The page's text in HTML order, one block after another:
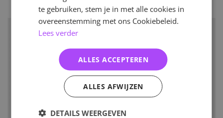
te gebruiken, stem je in met alle cookies in
overeenstemming met ons Cookiebeleid.
Lees verder
ALLES ACCEPTEREN
ALLES AFWIJZEN
DETAILS WEERGEVEN